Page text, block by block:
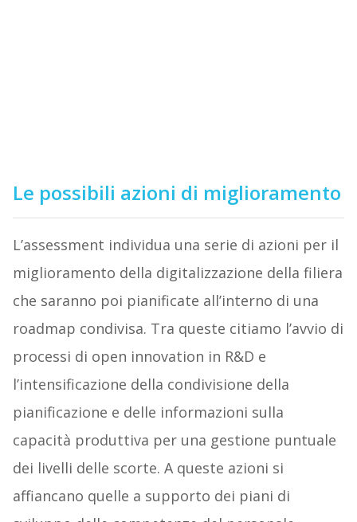
Le possibili azioni di miglioramento
L’assessment individua una serie di azioni per il
miglioramento della digitalizzazione della filiera
che saranno poi pianificate all’interno di una
roadmap condivisa. Tra queste citiamo l’avvio di
processi di open innovation in R&D e
l’intensificazione della condivisione della
pianificazione e delle informazioni sulla
capacità produttiva per una gestione puntuale
dei livelli delle scorte. A queste azioni si
affiancano quelle a supporto dei piani di